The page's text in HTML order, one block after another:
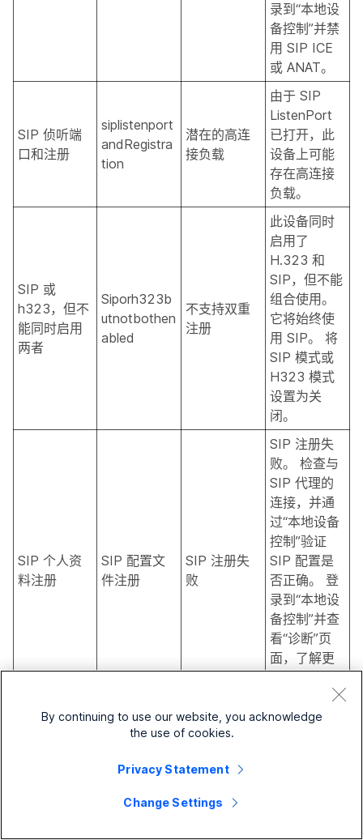
录到“本地设
备控制”并禁
用 SIP ICE
或 ANAT。
SIP 侦听端
口和注册
siplistenport
andRegistra
tion
潜在的高连
接负载
由于 SIP
ListenPort
已打开，此
设备上可能
存在高连接
负载。
SIP 或
h323，但不
能同时启用
两者
Siporh323b
utnotbothen
abled
不支持双重
注册
此设备同时
启用了
H.323 和
SIP，但不能
组合使用。
它将始终使
用 SIP。 将
SIP 模式或
H323 模式
设置为关
闭。
SIP 个人资
料注册
SIP 配置文
件注册
SIP 注册失
败
SIP 注册失
败。 检查与
SIP 代理的
连接，并通
过“本地设备
控制”验证
SIP 配置是
否正确。 登
录到“本地设
备控制”并查
看“诊断”页
面，了解更
此设备在呼
By continuing to use our website, you acknowledge
the use of cookies.
Privacy Statement
Change Settings